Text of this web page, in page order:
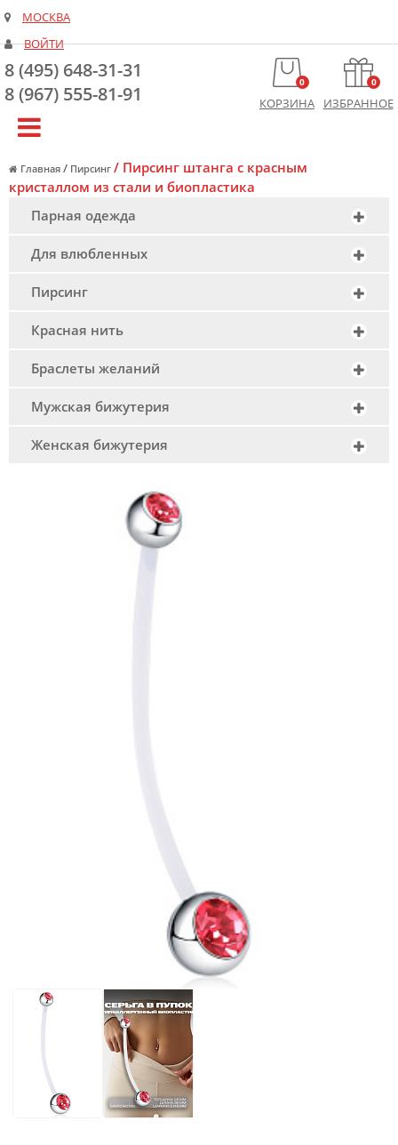
МОСКВА
ВОЙТИ
8 (495) 648-31-31
8 (967) 555-81-91
0
КОРЗИНА
0
ИЗБРАННОЕ
Главная / Пирсинг / Пирсинг штанга с красным
кристаллом из стали и биопластика
Парная одежда
Для влюбленных
Пирсинг
Красная нить
Браслеты желаний
Мужская бижутерия
Женская бижутерия